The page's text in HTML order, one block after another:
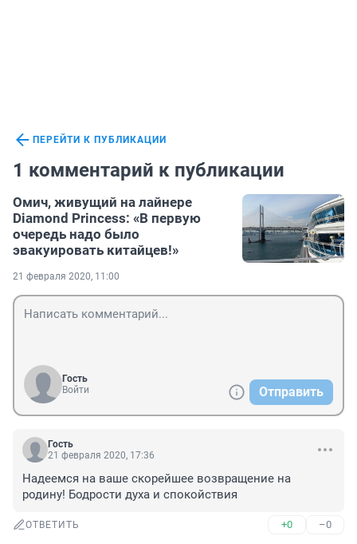
ПЕРЕЙТИ К ПУБЛИКАЦИИ
1 комментарий к публикации
Омич, живущий на лайнере
Diamond Princess: «В первую
очередь надо было
эвакуировать китайцев!»
21 февраля 2020, 11:00
Гость
Войти
Отправить
Гость
21 февраля 2020, 17:36
Надеемся на ваше скорейшее возвращение на
родину! Бодрости духа и спокойствия
ОТВЕТИТЬ +0 –0